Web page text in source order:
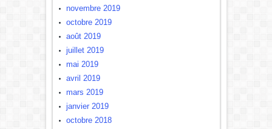
novembre 2019
octobre 2019
août 2019
juillet 2019
mai 2019
avril 2019
mars 2019
janvier 2019
octobre 2018